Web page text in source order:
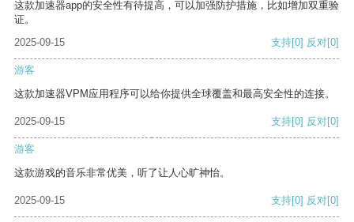
这款加速器app的安全性有待提高，可以加强防护措施，比如增加双重验
证。
2025-09-15
支持[0] 反对[0]
游客
这款加速器VPM应用程序可以给你提供全球覆盖和最高安全性的连接。
2025-09-15 支持[0] 反对[0]
游客
这款游戏的音乐非常优美，听了让人心旷神怡。
2025-09-15 支持[0] 反对[0]